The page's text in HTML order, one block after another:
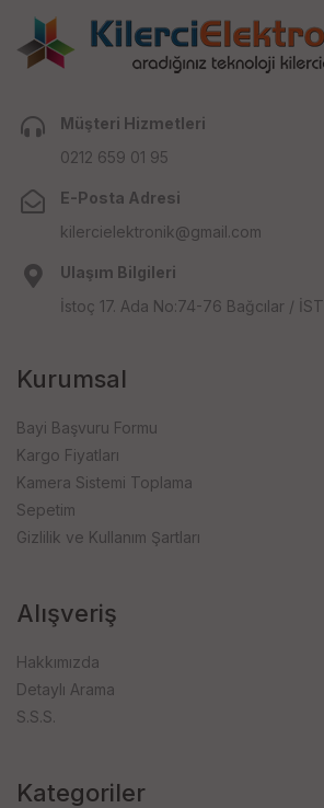
Müşteri Hizmetleri
0212 659 01 95
E-Posta Adresi
kilercielektronik@gmail.com
Ulaşım Bilgileri
İstoç 17. Ada No:74-76 Bağcılar / İST
Kurumsal
Bayi Başvuru Formu
Kargo Fiyatları
Kamera Sistemi Toplama
Sepetim
Gizlilik ve Kullanım Şartları
Alışveriş
Hakkımızda
Detaylı Arama
S.S.S.
Kategoriler